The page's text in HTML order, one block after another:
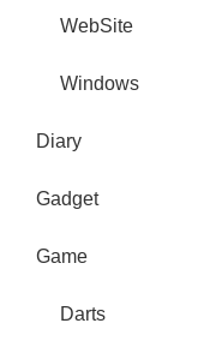
WebSite
Windows
Diary
Gadget
Game
Darts